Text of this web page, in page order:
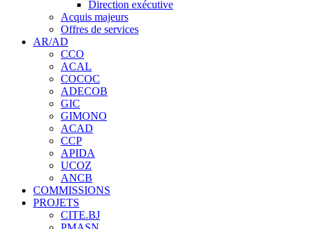
Direction exécutive
Acquis majeurs
Offres de services
AR/AD
CCO
ACAL
COCOC
ADECOB
GIC
GIMONO
ACAD
CCP
APIDA
UCOZ
ANCB
COMMISSIONS
PROJETS
CITE.BJ